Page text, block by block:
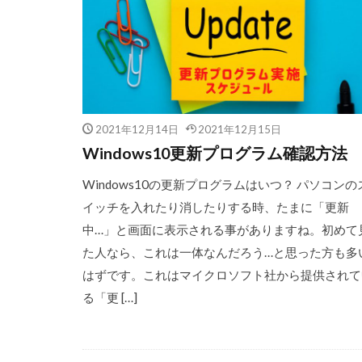
2021年12月14日 2021年12月15日
Windows10更新プログラム確認方法
Windows10の更新プログラムはいつ？ パソコンの
イッチを入れたり消したりする時、たまに「更新
中…」と画面に表示される事がありますね。初めて
た人なら、これは一体なんだろう…と思った方も多
はずです。これはマイクロソフト社から提供され
る「更 […]